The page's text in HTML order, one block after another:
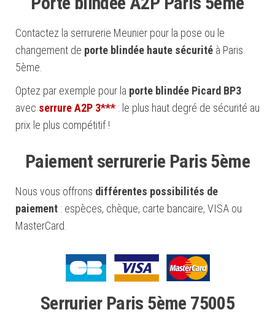
Contactez la serrurerie Meunier pour la pose ou le
changement de porte blindée haute sécurité à Paris
5ème.
Optez par exemple pour la porte blindée Picard BP3
avec serrure A2P 3*** : le plus haut degré de sécurité au
prix le plus compétitif !
Paiement serrurerie Paris 5ème
Nous vous offrons différentes possibilités de
paiement : espèces, chèque, carte bancaire, VISA ou
MasterCard.
Serrurier Paris 5ème 75005